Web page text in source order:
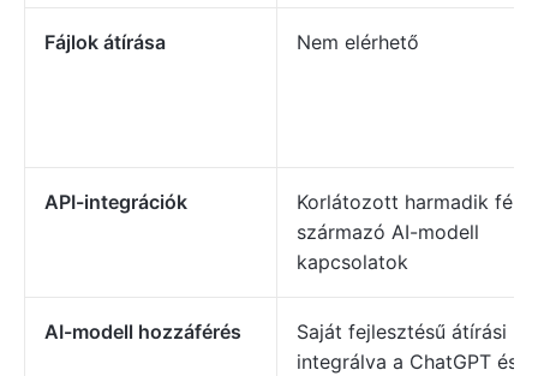
Fájlok átírása Nem elérhető
API-integrációk
Korlátozott harmadik
származó AI-modell
kapcsolatok
AI-modell hozzáférés
Saját fejlesztésű átírási
integrálva a ChatGPT és a